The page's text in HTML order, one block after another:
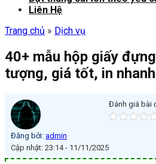
Liên Hệ
Trang chủ » Dịch vụ
40+ mẫu hộp giấy
tượng, giá tốt, in nhanh
Đăng bởi: admin
Cập nhật: 23:14 - 11/11/2025
Đánh giá bài